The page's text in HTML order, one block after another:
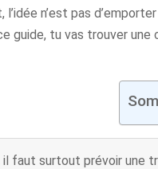
n’est pas
guide, tu vas trouver
il faut surtout prévoir une